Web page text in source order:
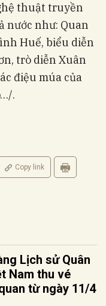
thuật truyền
nước như: Quan
Huế, biểu diễn
trò diễn Xuân
điệu múa của
.
Copy link
Lịch sử Quân
Nam thu vé
từ ngày 11/4